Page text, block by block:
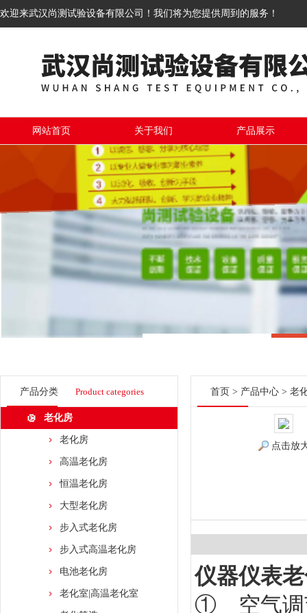
欢迎来武汉尚测试验设备有限公司！我们将为您提供周到的服务！
网站首页 关于我们 产品展示
产品分类 Product categories
老化房
老化房
高温老化房
恒温老化房
大型老化房
步入式老化房
步入式高温老化房
电池老化房
老化室|高温老化室
首页 > 产品中心 > 老
点击放
仪器仪表
① 空气调